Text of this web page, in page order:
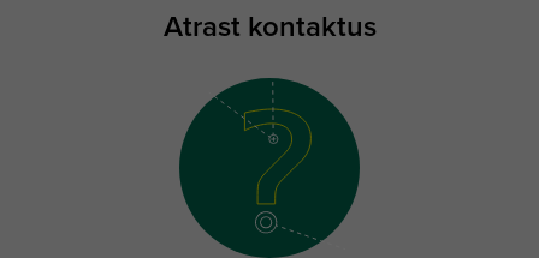
Atrast kontaktus